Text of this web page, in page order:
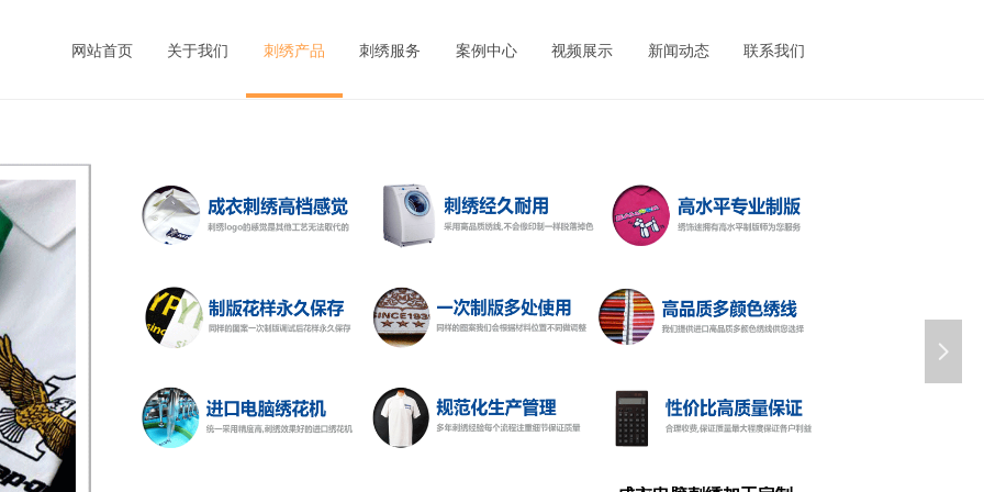
网站首页 关于我们 刺绣产品 刺绣服务 案例中心 视频展示 新闻动态 联系我们
넲